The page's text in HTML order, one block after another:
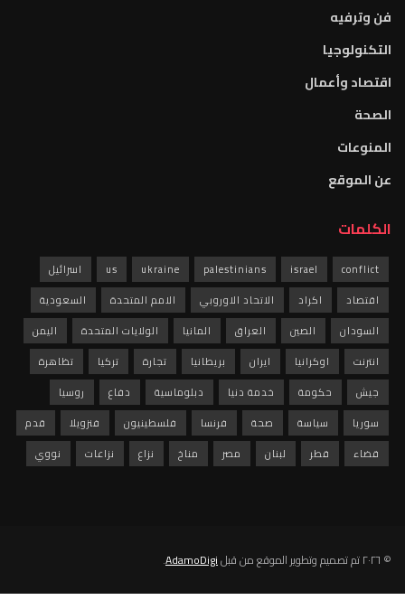
فن وترفيه
التكنولوجيا
اقتصاد وأعمال
الصحة
المنوعات
عن الموقع
الكلمات
conflict
israel
palestinians
ukraine
us
اسرائيل
اقتصاد
اكراد الاتحاد الاوروبي الامم المتحدة
السعودية
السودان
الصين العراق المانيا الولايات المتحدة
اليمن
انترنت
اوكرانيا ايران بريطانيا تجارة تركيا
تظاهرة
جيش
حكومة خدمة دنيا دبلوماسية دفاع
روسيا
سوريا
سياسة صحة فرنسا فلسطينيون فنزويلا
قدم
قضاء
قطر لبنان مصر مناخ نزاع نزاعات نووي
© ٢٠٢٦ تم تصميم وتطوير الموقع من قبل AdamoDigi
.